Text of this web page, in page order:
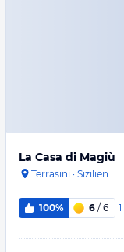
La Casa di Magiù
Terrasini · Sizilien
100% 6 / 6 1